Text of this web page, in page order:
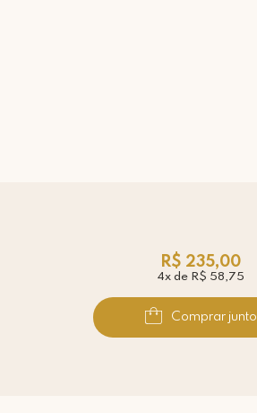
R$ 235,00
4x de R$ 58,75
Comprar junto